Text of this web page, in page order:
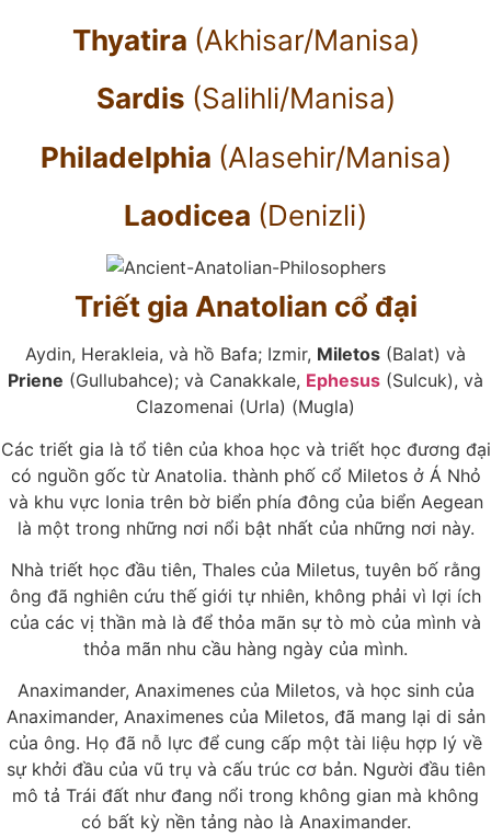
Thyatira (Akhisar/Manisa)
Sardis (Salihli/Manisa)
Philadelphia (Alasehir/Manisa)
Laodicea (Denizli)
Triết gia Anatolian cổ đại
Aydin, Herakleia, và hồ Bafa; Izmir, Miletos (Balat) và
Priene (Gullubahce); và Canakkale, Ephesus (Sulcuk), và
Clazomenai (Urla) (Mugla)
Các triết gia là tổ tiên của khoa học và triết học đương đại
có nguồn gốc từ Anatolia. thành phố cổ Miletos ở Á Nhỏ
và khu vực Ionia trên bờ biển phía đông của biển Aegean
là một trong những nơi nổi bật nhất của những nơi này.
Nhà triết học đầu tiên, Thales của Miletus, tuyên bố rằng
ông đã nghiên cứu thế giới tự nhiên, không phải vì lợi ích
của các vị thần mà là để thỏa mãn sự tò mò của mình và
thỏa mãn nhu cầu hàng ngày của mình.
Anaximander, Anaximenes của Miletos, và học sinh của
Anaximander, Anaximenes của Miletos, đã mang lại di sản
của ông. Họ đã nỗ lực để cung cấp một tài liệu hợp lý về
sự khởi đầu của vũ trụ và cấu trúc cơ bản. Người đầu tiên
mô tả Trái đất như đang nổi trong không gian mà không
có bất kỳ nền tảng nào là Anaximander.